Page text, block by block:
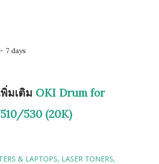
7 days
มเติม OKI Drum for
530 (20K)
& LAPTOPS LASER TONERS